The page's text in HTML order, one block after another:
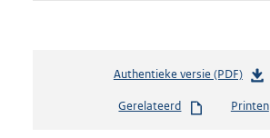
Authentieke versie (PDF)b
s
Gerelateerd Printen